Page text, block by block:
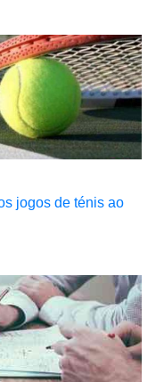
jogos de ténis ao